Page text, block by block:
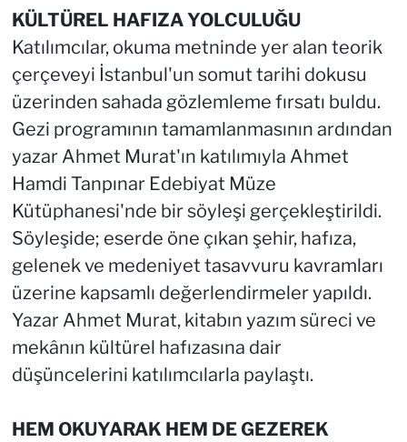
KÜLTÜREL HAFIZA YOLCULUĞU
Katılımcılar, okuma metninde yer alan teorik
çerçeveyi İstanbul'un somut tarihi dokusu
üzerinden sahada gözlemleme fırsatı buldu.
Gezi programının tamamlanmasının ardından
yazar Ahmet Murat'ın katılımıyla Ahmet
Hamdi Tanpınar Edebiyat Müze
Kütüphanesi'nde bir söyleşi gerçekleştirildi.
Söyleşide; eserde öne çıkan şehir, hafıza,
gelenek ve medeniyet tasavvuru kavramları
üzerine kapsamlı değerlendirmeler yapıldı.
Yazar Ahmet Murat, kitabın yazım süreci ve
mekânın kültürel hafızasına dair
düşüncelerini katılımcılarla paylaştı.
HEM OKUYARAK HEM DE GEZEREK